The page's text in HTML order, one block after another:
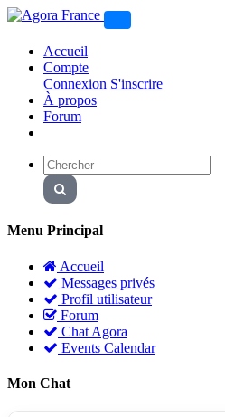
Accueil
Compte
Connexion S'inscrire
À propos
Forum
Menu Principal
Accueil
Messages privés
Profil utilisateur
Forum
Chat Agora
Events Calendar
Mon Chat